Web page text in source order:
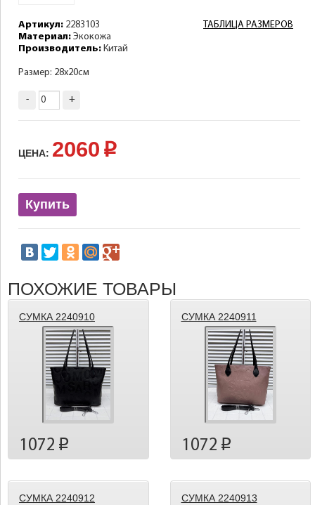
ТАБЛИЦА РАЗМЕРОВ
Артикул: 2283103
Материал: Экокожа
Производитель: Китай
Размер: 28х20см
- +
ЦЕНА: 2060 p
Купить
ПОХОЖИЕ ТОВАРЫ
СУМКА 2240910
1072 p
СУМКА 2240911
1072 p
СУМКА 2240912 СУМКА 2240913